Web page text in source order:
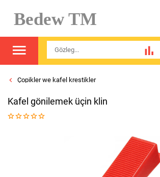
Bedew TM
Çopikler we kafel krestikler
Kafel gönilemek üçin klin